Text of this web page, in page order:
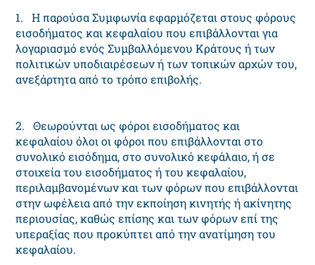
1. Η παρούσα Συμφωνία εφαρμόζεται στους φόρους
εισοδήματος και κεφαλαίου που επιβάλλονται για
λογαριασμό ενός Συμβαλλόμενου Κράτους ή των
πολιτικών υποδιαιρέσεων ή των τοπικών αρχών του,
ανεξάρτητα από το τρόπο επιβολής.
2. Θεωρούνται ως φόροι εισοδήματος και
κεφαλαίου όλοι οι φόροι που επιβάλλονται στο
συνολικό εισόδημα, στο συνολικό κεφάλαιο, ή σε
στοιχεία του εισοδήματος ή του κεφαλαίου,
περιλαμβανομένων και των φόρων που επιβάλλονται
στην ωφέλεια από την εκποίηση κινητής ή ακίνητης
περιουσίας, καθώς επίσης και των φόρων επί της
υπεραξίας που προκύπτει από την ανατίμηση του
κεφαλαίου.